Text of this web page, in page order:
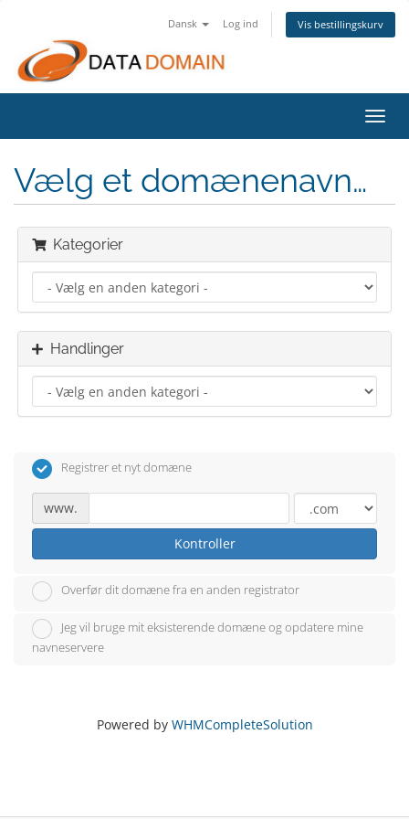
Dansk Log ind Vis bestillingskurv
Skift
Vælg et domænenavn…
Kategorier
Handlinger
Registrer et nyt domæne
www.
Kontroller
Overfør dit domæne fra en anden registrator
Jeg vil bruge mit eksisterende domæne og opdatere mine
navneservere
Powered by WHMCompleteSolution